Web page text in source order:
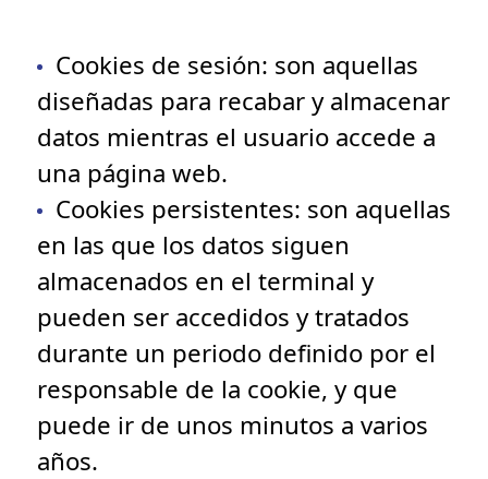
Cookies de sesión: son aquellas
diseñadas para recabar y almacenar
datos mientras el usuario accede a
una página web.
Cookies persistentes: son aquellas
en las que los datos siguen
almacenados en el terminal y
pueden ser accedidos y tratados
durante un periodo definido por el
responsable de la cookie, y que
puede ir de unos minutos a varios
años.